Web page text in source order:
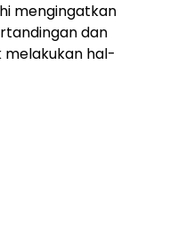
mengingatkan
dan
melakukan hal-